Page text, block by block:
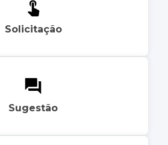
Solicitação
Sugestão